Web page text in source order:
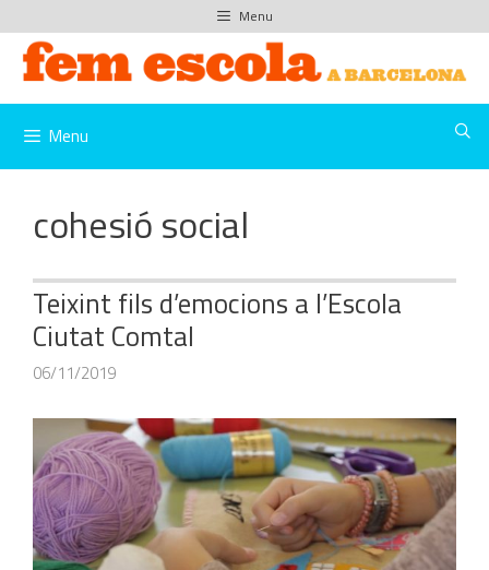
al
contingut
Menu
Menu
cohesió social
Teixint fils d’emocions a l’Escola
Ciutat Comtal
06/11/2019